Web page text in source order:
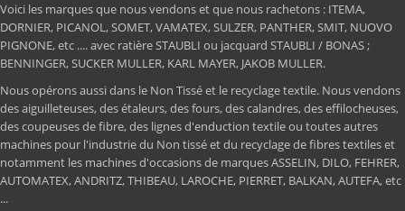
Voici les marques que nous vendons et que nous rachetons : ITEMA,
DORNIER, PICANOL, SOMET, VAMATEX, SULZER, PANTHER, SMIT, NUOVO
PIGNONE, etc .... avec ratière STAUBLI ou jacquard STAUBLI / BONAS ;
BENNINGER, SUCKER MULLER, KARL MAYER, JAKOB MULLER.
Nous opérons aussi dans le Non Tissé et le recyclage textile. Nous vendons
des aiguilleteuses, des étaleurs, des fours, des calandres, des effilocheuses,
des coupeuses de fibre, des lignes d'enduction textile ou toutes autres
machines pour l'industrie du Non tissé et du recyclage de fibres textiles et
notamment les machines d'occasions de marques ASSELIN, DILO, FEHRER,
AUTOMATEX, ANDRITZ, THIBEAU, LAROCHE, PIERRET, BALKAN, AUTEFA, etc
...